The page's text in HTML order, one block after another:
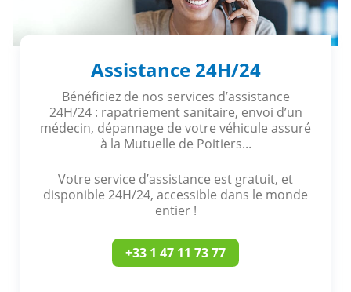
Assistance 24H/24
Bénéficiez de nos services d’assistance
24H/24 : rapatriement sanitaire, envoi d’un
médecin, dépannage de votre véhicule assuré
à la Mutuelle de Poitiers...
Votre service d’assistance est gratuit, et
disponible 24H/24, accessible dans le monde
entier !
+33 1 47 11 73 77